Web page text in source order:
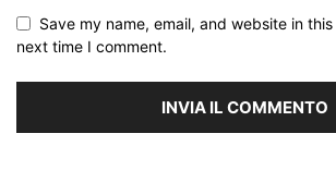
Save my name, email, and website in
next time I comment.